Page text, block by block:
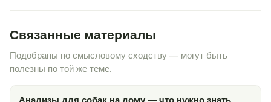
Связанные материалы
Подобраны по смысловому сходству — могут быть
полезны по той же теме.
Анализы для собак на дому — что нужно знать